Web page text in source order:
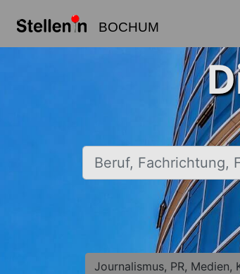
BOCHUM
Beruf, Fachrichtung, Firma
Journalismus, PR, Medien,